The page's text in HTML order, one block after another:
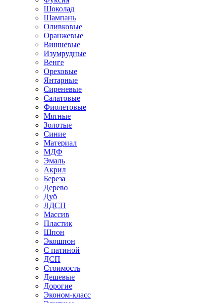
Шоколад
Шампань
Оливковые
Оранжевые
Вишневые
Изумрудные
Венге
Ореховые
Янтарные
Сиреневые
Салатовые
Фиолетовые
Мятные
Золотые
Синие
Материал
МДФ
Эмаль
Акрил
Береза
Дерево
Дуб
ЛДСП
Массив
Пластик
Шпон
Экошпон
С патиной
ДСП
Стоимость
Дешевые
Дорогие
Эконом-класс